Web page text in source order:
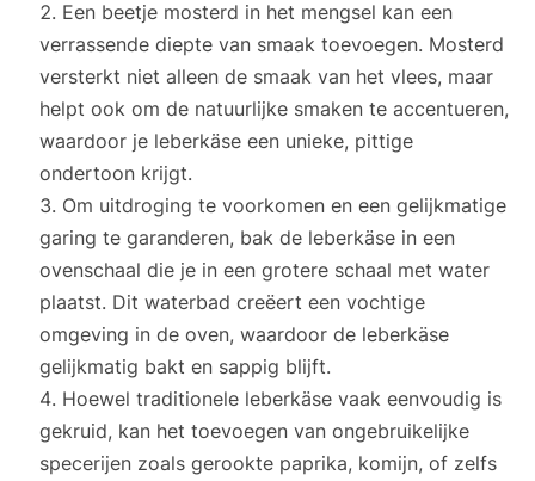
Een beetje mosterd in het mengsel kan een
verrassende diepte van smaak toevoegen. Mosterd
versterkt niet alleen de smaak van het vlees, maar
helpt ook om de natuurlijke smaken te accentueren,
waardoor je leberkäse een unieke, pittige
ondertoon krijgt.
Om uitdroging te voorkomen en een gelijkmatige
garing te garanderen, bak de leberkäse in een
ovenschaal die je in een grotere schaal met water
plaatst. Dit waterbad creëert een vochtige
omgeving in de oven, waardoor de leberkäse
gelijkmatig bakt en sappig blijft.
Hoewel traditionele leberkäse vaak eenvoudig is
gekruid, kan het toevoegen van ongebruikelijke
specerijen zoals gerookte paprika, komijn, of zelfs